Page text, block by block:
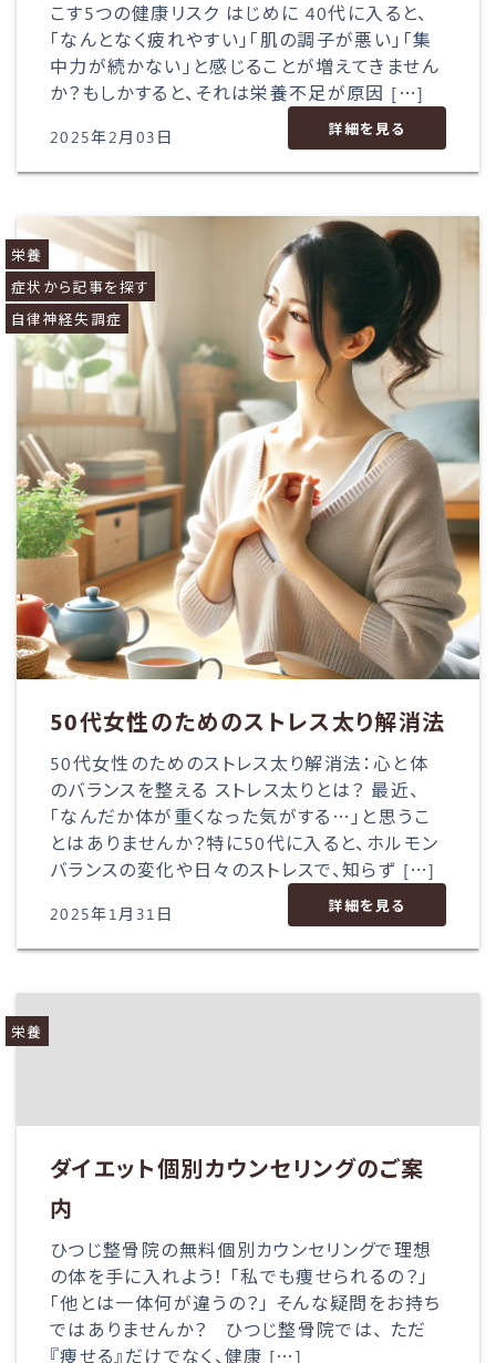
こす5つの健康リスク はじめに 40代に入ると、
「なんとなく疲れやすい」「肌の調子が悪い」「集
中力が続かない」と感じることが増えてきません
か？もしかすると、それは栄養不足が原因 […]
2025年2月03日 詳細を見る
50代女性のためのストレス太り解消法
50代女性のためのストレス太り解消法：心と体
のバランスを整える ストレス太りとは？ 最近、
「なんだか体が重くなった気がする…」と思うこ
とはありませんか？特に50代に入ると、ホルモン
バランスの変化や日々のストレスで、知らず […]
2025年1月31日 詳細を見る
栄養
症状から記事を探す
自律神経失調症
ダイエット個別カウンセリングのご案
内
ひつじ整骨院の無料個別カウンセリングで理想
の体を手に入れよう！ 「私でも痩せられるの？」
「他とは一体何が違うの？」 そんな疑問をお持ち
ではありませんか？ ひつじ整骨院では、 ただ
『痩せる』だけでなく、健康 […]
栄養